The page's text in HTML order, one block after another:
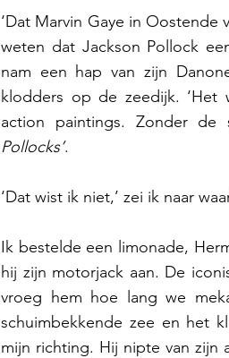
‘Dat Marvin Gaye in
weten dat Jackson Pollock
nam een hap van zijn
klodders op de zeedijk.
action paintings. Zonder de
Pollocks’.
‘Dat wist ik niet,’ zei ik naar
Ik bestelde een limonade,
hij zijn motorjack aan. De
vroeg hem hoe lang we
schuimbekkende zee en het
mijn richting. Hij nipte van zijn